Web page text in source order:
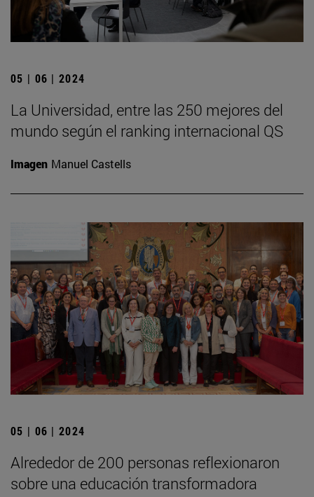
05 | 06 | 2024
La Universidad, entre las 250 mejores del
mundo según el ranking internacional QS
Imagen Manuel Castells
05 | 06 | 2024
Alrededor de 200 personas reflexionaron
sobre una educación transformadora